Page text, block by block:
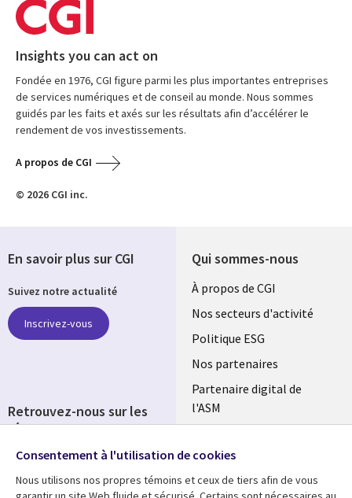
Insights you can act on
Fondée en 1976, CGI figure parmi les plus importantes entreprises
de services numériques et de conseil au monde. Nous sommes
guidés par les faits et axés sur les résultats afin d’accélérer le
rendement de vos investissements.
A propos de CGI
© 2026 CGI inc.
Qui sommes-nous
Useful
links
FRANCE
À propos de CGI
Nos secteurs d'activité
Politique ESG
Nos partenaires
Partenaire digital de
l'ASM
Fusions
En savoir plus sur CGI
Suivez notre actualité
Inscrivez-vous
Retrouvez-nous sur les
réseaux
Social
Media
FRANCE
Consentement à l'utilisation de cookies
Nous utilisons nos propres témoins et ceux de tiers afin de vous